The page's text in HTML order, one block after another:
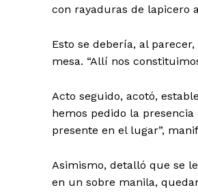
con rayaduras de lapicero
Esto se debería, al
mesa. “Allí nos
Acto seguido, acotó,
hemos pedido la
presente en el lugar”,
Asimismo, detalló que se
en un sobre manila,